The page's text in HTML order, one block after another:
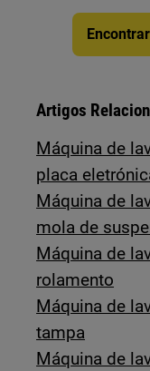
Artigos
Máquina de
placa
Máquina de
mola de
Máquina de
rolamento
Máquina de
tampa
Máquina de